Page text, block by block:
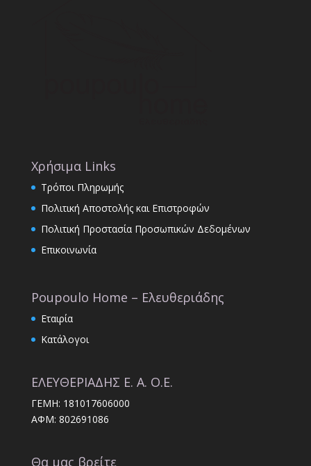
Χρήσιμα Links
Τρόποι Πληρωμής
Πολιτική Αποστολής και Επιστροφών
Πολιτική Προστασία Προσωπικών Δεδομένων
Επικοινωνία
Poupoulo Home – Ελευθεριάδης
Εταιρία
Κατάλογοι
ΕΛΕΥΘΕΡΙΑΔΗΣ Ε. Α. Ο.Ε.
ΓΕΜΗ: 181017606000
ΑΦΜ: 802691086
Θα μας βρείτε